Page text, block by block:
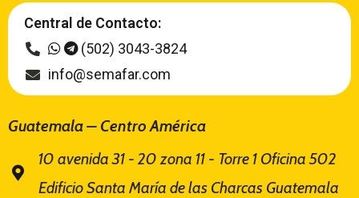
Central de Contacto:
(502) 3043-3824
info@semafar.com
Guatemala – Centro América
10 avenida 31 - 20 zona 11 - Torre 1 Oficina 502
Edificio Santa María de las Charcas Guatemala